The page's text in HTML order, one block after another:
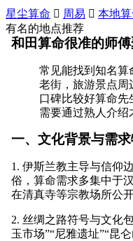
星尘算命  周易  本地
有名的地点推荐
和田算命很准的师傅
常见能找到知名算
老街，旅游景点周
口碑比较好算命
需要通过熟人介绍
一、文化背景与需
1. 伊斯兰教主导与信仰
俗，算命需求多集中于
在清真寺等宗教场所公
2. 丝绸之路符号与文化
玉市场”“尼雅遗址”“昆